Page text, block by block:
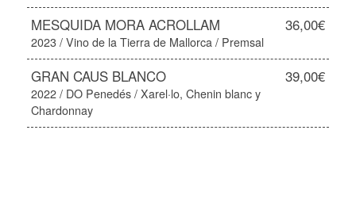
MESQUIDA MORA ACROLLAM 36,00€
2023 / Vino de la Tierra de Mallorca / Premsal
GRAN CAUS BLANCO 39,00€
2022 / DO Penedés / Xarel·lo, Chenin blanc y
Chardonnay